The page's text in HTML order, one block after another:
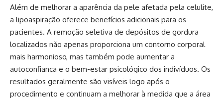
Além de melhorar a aparência da pele afetada pela celulite,
a lipoaspiração oferece benefícios adicionais para os
pacientes. A remoção seletiva de depósitos de gordura
localizados não apenas proporciona um contorno corporal
mais harmonioso, mas também pode aumentar a
autoconfiança e o bem-estar psicológico dos indivíduos. Os
resultados geralmente são visíveis logo após o
procedimento e continuam a melhorar à medida que a área